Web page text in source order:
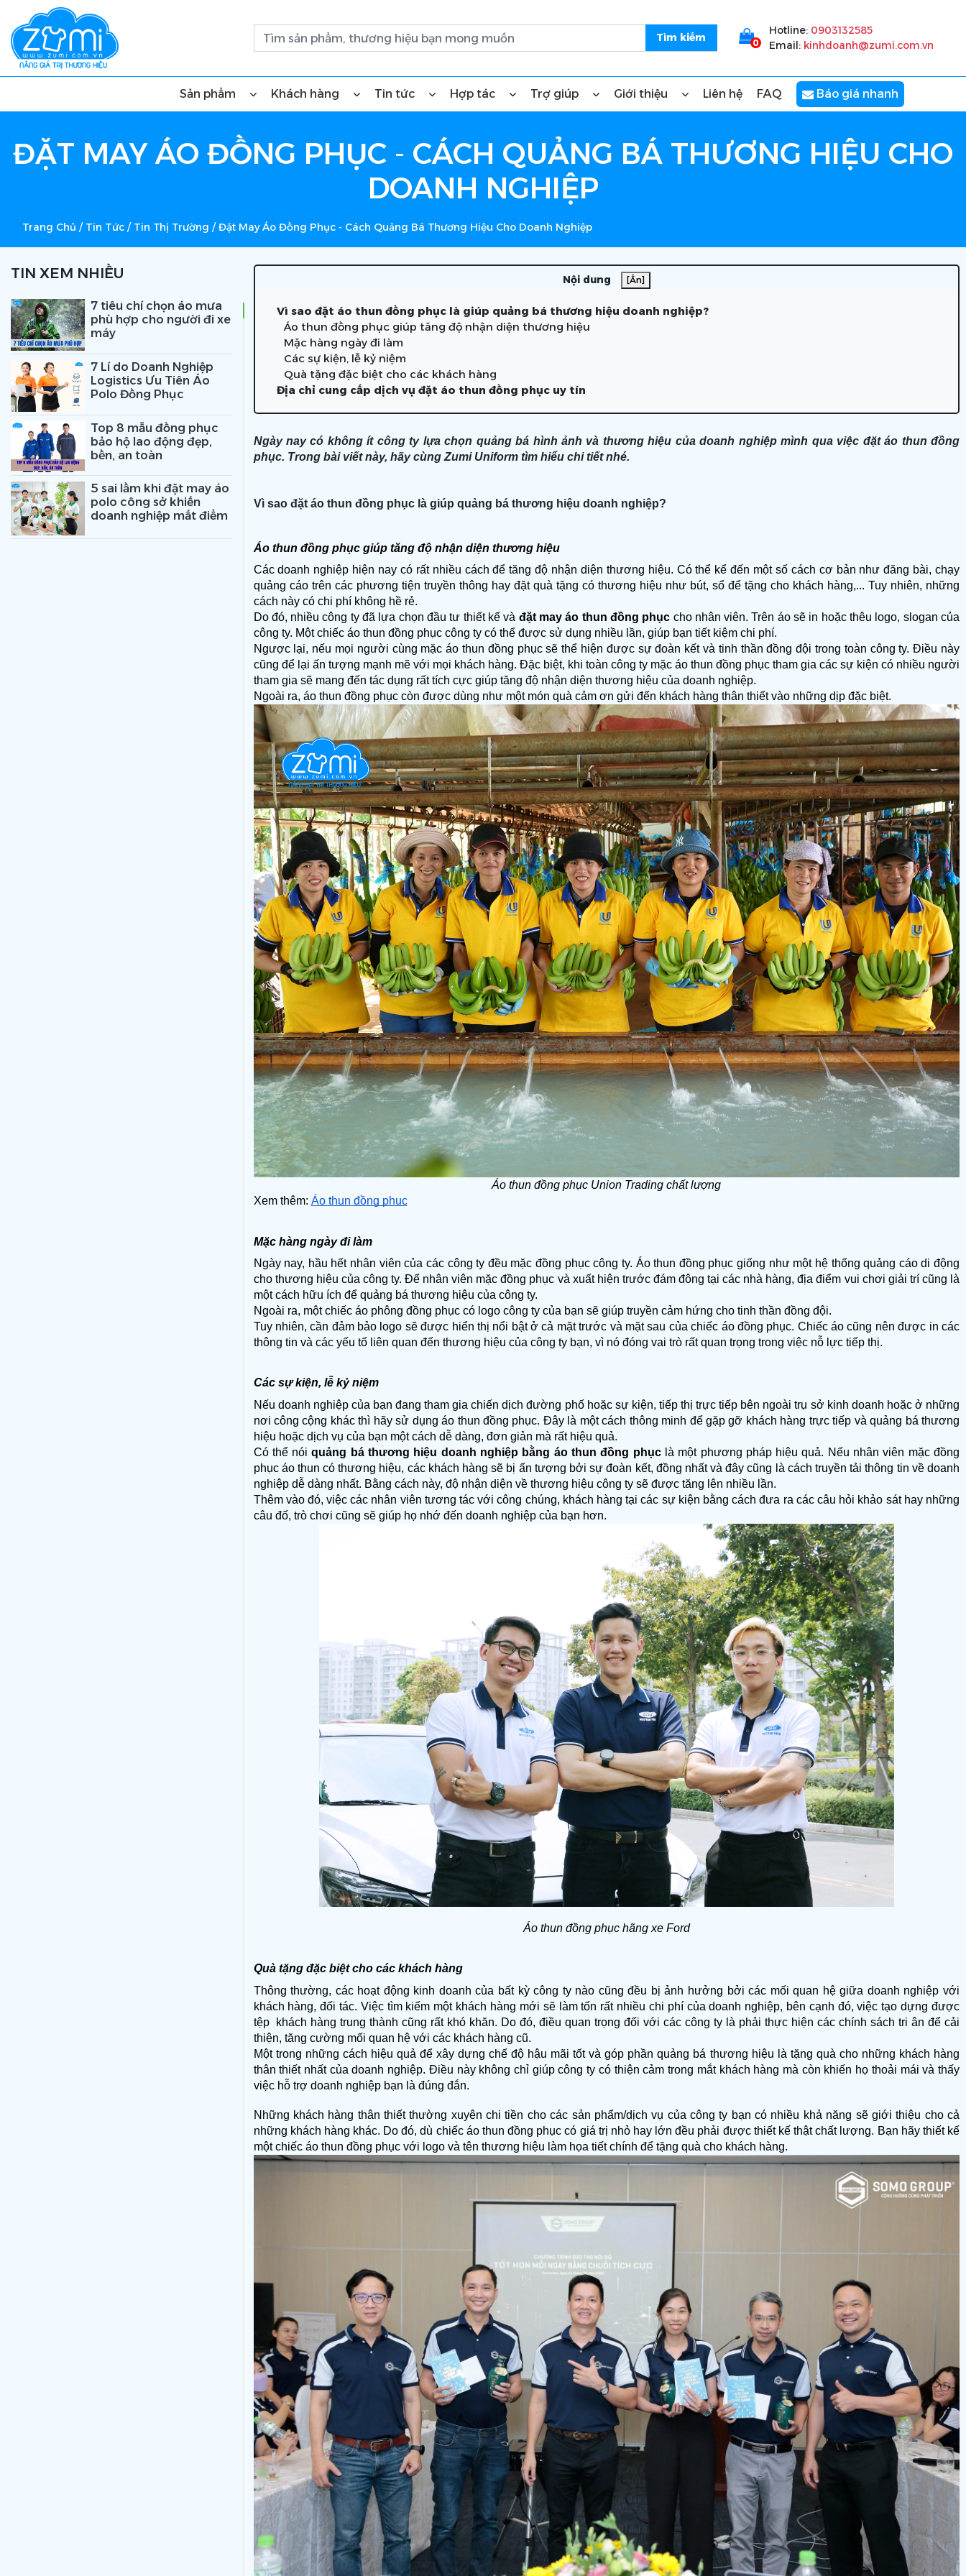
0
Hotline: 0903132585
Email: kinhdoanh@zumi.com.vn
Sản phẩm Khách hàng Tin tức Hợp tác Trợ giúp Giới thiệu Liên hệ FAQ Báo giá nhanh
ĐẶT MAY ÁO ĐỒNG PHỤC - CÁCH QUẢNG BÁ THƯƠNG HIỆU CHO
DOANH NGHIỆP
Trang Chủ / Tin Tức / Tin Thị Trường / Đặt May Áo Đồng Phục - Cách Quảng Bá Thương Hiệu Cho Doanh Nghiệp
TIN XEM NHIỀU
7 tiêu chí chọn áo mưa
phù hợp cho người đi xe
máy
7 Lí do Doanh Nghiệp
Logistics Ưu Tiên Áo
Polo Đồng Phục
Top 8 mẫu đồng phục
bảo hộ lao động đẹp,
bền, an toàn
5 sai lầm khi đặt may áo
polo công sở khiến
doanh nghiệp mất điểm
Nội dung [Ẩn]
Vì sao đặt áo thun đồng phục là giúp quảng bá thương hiệu doanh nghiệp?
Áo thun đồng phục giúp tăng độ nhận diện thương hiệu
Mặc hàng ngày đi làm
Các sự kiện, lễ kỷ niệm
Quà tặng đặc biệt cho các khách hàng
Địa chỉ cung cấp dịch vụ đặt áo thun đồng phục uy tín
Ngày nay có không ít công ty lựa chọn quảng bá hình ảnh và thương hiệu của doanh nghiệp mình qua việc đặt áo thun đồng
phục. Trong bài viết này, hãy cùng Zumi Uniform tìm hiểu chi tiết nhé.
Vì sao đặt áo thun đồng phục là giúp quảng bá thương hiệu doanh nghiệp?
Áo thun đồng phục giúp tăng độ nhận diện thương hiệu
Các doanh nghiệp hiện nay có rất nhiều cách để tăng độ nhận diện thương hiệu. Có thể kể đến một số cách cơ bản như đăng bài, chạy
quảng cáo trên các phương tiện truyền thông hay đặt quà tặng có thương hiệu như bút, sổ để tặng cho khách hàng,... Tuy nhiên, những
cách này có chi phí không hề rẻ.
Do đó, nhiều công ty đã lựa chọn đầu tư thiết kế và đặt may áo thun đồng phục cho nhân viên. Trên áo sẽ in hoặc thêu logo, slogan của
công ty. Một chiếc áo thun đồng phục công ty có thể được sử dụng nhiều lần, giúp bạn tiết kiệm chi phí.
Ngược lại, nếu mọi người cùng mặc áo thun đồng phục sẽ thể hiện được sự đoàn kết và tinh thần đồng đội trong toàn công ty. Điều này
cũng để lại ấn tượng mạnh mẽ với mọi khách hàng. Đặc biệt, khi toàn công ty mặc áo thun đồng phục tham gia các sự kiện có nhiều người
tham gia sẽ mang đến tác dụng rất tích cực giúp tăng độ nhận diện thương hiệu của doanh nghiệp.
Ngoài ra, áo thun đồng phục còn được dùng như một món quà cảm ơn gửi đến khách hàng thân thiết vào những dịp đặc biệt.
Áo thun đồng phục Union Trading chất lượng
Xem thêm: Áo thun đồng phục
Mặc hàng ngày đi làm
Ngày nay, hầu hết nhân viên của các công ty đều mặc đồng phục công ty. Áo thun đồng phục giống như một hệ thống quảng cáo di động
cho thương hiệu của công ty. Để nhân viên mặc đồng phục và xuất hiện trước đám đông tại các nhà hàng, địa điểm vui chơi giải trí cũng là
một cách hữu ích để quảng bá thương hiệu của công ty.
Ngoài ra, một chiếc áo phông đồng phục có logo công ty của bạn sẽ giúp truyền cảm hứng cho tinh thần đồng đội.
Tuy nhiên, cần đảm bảo logo sẽ được hiển thị nổi bật ở cả mặt trước và mặt sau của chiếc áo đồng phục. Chiếc áo cũng nên được in các
thông tin và các yếu tố liên quan đến thương hiệu của công ty bạn, vì nó đóng vai trò rất quan trọng trong việc nỗ lực tiếp thị.
Các sự kiện, lễ kỷ niệm
Nếu doanh nghiệp của bạn đang tham gia chiến dịch đường phố hoặc sự kiện, tiếp thị trực tiếp bên ngoài trụ sở kinh doanh hoặc ở những
nơi công cộng khác thì hãy sử dụng áo thun đồng phục. Đây là một cách thông minh để gặp gỡ khách hàng trực tiếp và quảng bá thương
hiệu hoặc dịch vụ của bạn một cách dễ dàng, đơn giản mà rất hiệu quả.
Có thể nói quảng bá thương hiệu doanh nghiệp bằng áo thun đồng phục là một phương pháp hiệu quả. Nếu nhân viên mặc đồng
phục áo thun có thương hiệu, các khách hàng sẽ bị ấn tượng bởi sự đoàn kết, đồng nhất và đây cũng là cách truyền tải thông tin về doanh
nghiệp dễ dàng nhất. Bằng cách này, độ nhận diện về thương hiệu công ty sẽ được tăng lên nhiều lần.
Thêm vào đó, việc các nhân viên tương tác với công chúng, khách hàng tại các sự kiện bằng cách đưa ra các câu hỏi khảo sát hay những
câu đố, trò chơi cũng sẽ giúp họ nhớ đến doanh nghiệp của bạn hơn.
Áo thun đồng phục hãng xe Ford
Quà tặng đặc biệt cho các khách hàng
Thông thường, các hoạt động kinh doanh của bất kỳ công ty nào cũng đều bị ảnh hưởng bởi các mối quan hệ giữa doanh nghiệp với
khách hàng, đối tác. Việc tìm kiếm một khách hàng mới sẽ làm tốn rất nhiều chi phí của doanh nghiệp, bên cạnh đó, việc tạo dựng được
tệp  khách hàng trung thành cũng rất khó khăn. Do đó, điều quan trọng đối với các công ty là phải thực hiện các chính sách tri ân để cải
thiện, tăng cường mối quan hệ với các khách hàng cũ.
Một trong những cách hiệu quả để xây dựng chế độ hậu mãi tốt và góp phần quảng bá thương hiệu là tặng quà cho những khách hàng
thân thiết nhất của doanh nghiệp. Điều này không chỉ giúp công ty có thiện cảm trong mắt khách hàng mà còn khiến họ thoải mái và thấy
việc hỗ trợ doanh nghiệp bạn là đúng đắn.
Những khách hàng thân thiết thường xuyên chi tiền cho các sản phẩm/dịch vụ của công ty bạn có nhiều khả năng sẽ giới thiệu cho cả
những khách hàng khác. Do đó, dù chiếc áo thun đồng phục có giá trị nhỏ hay lớn đều phải được thiết kế thật chất lượng. Bạn hãy thiết kế
một chiếc áo thun đồng phục với logo và tên thương hiệu làm họa tiết chính để tặng quà cho khách hàng.